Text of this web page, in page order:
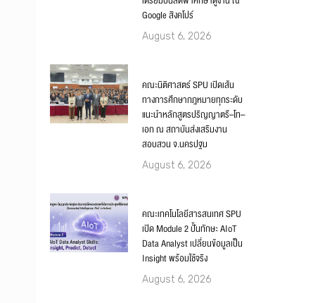
Google สิงคโปร์
August 6, 2026
คณะนิติศาสตร์ SPU เปิดเส้น
ทางการศึกษากฎหมายทุกระดับ
แนะนำหลักสูตรปริญญาตรี–โท–
เอก ณ สถาบันส่งเสริมงาน
สอบสวน จ.นครปฐม
August 6, 2026
คณะเทคโนโลยีสารสนเทศ SPU
เปิด Module 2 ปั้นทักษะ AIoT
Data Analyst เปลี่ยนข้อมูลเป็น
Insight พร้อมใช้จริง
August 6, 2026